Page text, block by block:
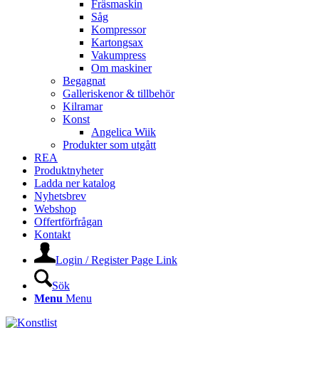
Fräsmaskin
Såg
Kompressor
Kartongsax
Vakumpress
Om maskiner
Begagnat
Galleriskenor & tillbehör
Kilramar
Konst
Angelica Wiik
Produkter som utgått
REA
Produktnyheter
Ladda ner katalog
Nyhetsbrev
Webshop
Offertförfrågan
Kontakt
Login / Register Page Link
Sök
Menu Menu